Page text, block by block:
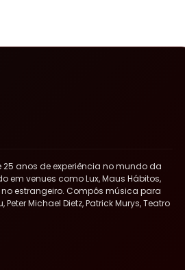
anos de experiência no mundo da
em venues como Lux, Maus Hábitos,
no estrangeiro. Compôs música para
Michael Dietz, Patrick Murys, Teatro